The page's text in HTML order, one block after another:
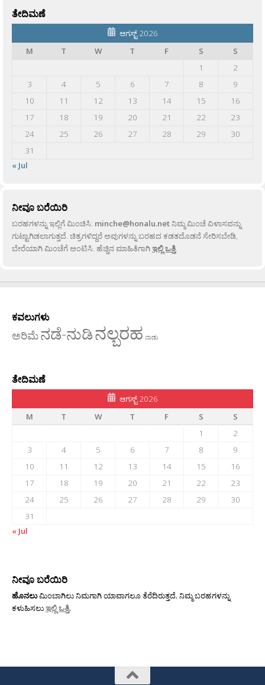
ತೇದಿಮಣೆ
ಆಗಸ್ಟ್ 2026
M
T W T F S
S
1
2
3
4 5 6 7 8
9
10
11 12 13 14 15
16
17
18 19 20 21 22
23
24
25 26 27 28 29
30
31
« Jul
ನೀವೂ ಬರೆಯಿರಿ
ಬರಹಗಳನ್ನು ಇಲ್ಲಿಗೆ ಮಿಂಚಿಸಿ: minche@honalu.netನಿಮ್ಮ ಮಿಂಚೆ ವಿಳಾಸವನ್ನು
ಗುಟ್ಟಾಗಿಡಲಾಗುತ್ತದೆ. ಚಿತ್ರಗಳಿದ್ದರೆ ಅವುಗಳನ್ನು ಬರಹದ ಕಡತದೊಡನೆ ಸೇರಿಸಬೇಡಿ,
ಬೇರೆಯಾಗಿ ಮಿಂಚೆಗೆ ಅಂಟಿಸಿ. ಹೆಚ್ಚಿನ ಮಾಹಿತಿಗಾಗಿಇಲ್ಲಿ ಒತ್ತಿ.
ಕವಲುಗಳು
ಅರಿಮೆನಡೆ-ನುಡಿನಲ್ಬರಹ ನಾಡು
ತೇದಿಮಣೆ
ಆಗಸ್ಟ್ 2026
M
T W T F S
S
1
2
3
4 5 6 7 8
9
10
11 12 13 14 15
16
17
18 19 20 21 22
23
24
25 26 27 28 29
30
31
« Jul
ನೀವೂ ಬರೆಯಿರಿ
ಹೊನಲುಮಿಂಬಾಗಿಲು ನಿಮಗಾಗಿ ಯಾವಾಗಲೂ ತೆರೆದಿರುತ್ತದೆ. ನಿಮ್ಮ ಬರಹಗಳನ್ನು
ಕಳುಹಿಸಲುಇಲ್ಲಿ ಒತ್ತಿ.